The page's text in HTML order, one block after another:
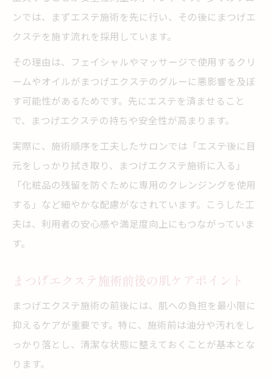
ンでは、まずエステ施術を先に行い、その後にまつげエ
クステを施す流れを採用しています。
その理由は、フェイシャルやマッサージで使用するクリ
ームやオイルがまつげエクステのグルーに悪影響を及ぼ
す可能性があるためです。先にエステを済ませること
で、まつげエクステの持ちや安全性が高まります。
実際に、施術順序を工夫したサロンでは「エステ後に目
元をしっかり拭き取り、まつげエクステ施術に入る」
「化粧品の残留を防ぐために専用のクレンジングを使用
する」など細やかな配慮がなされています。こうした工
夫は、利用者の安心感や満足度向上にもつながっていま
す。
まつげエクステ施術前後の肌ケアポイント
まつげエクステ施術の前後には、肌への負担を最小限に
抑えるケアが重要です。特に、施術前は油分や汚れをし
っかり落とし、清潔な状態に整えておくことが基本とな
ります。